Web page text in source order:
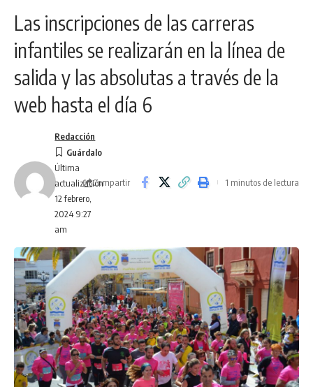
Las inscripciones de las carreras
infantiles se realizarán en la línea de
salida y las absolutas a través de la
web hasta el día 6
Última
actualización
12 febrero,
2024 9:27
am
Redacción
Compartir 1 minutos de lectura